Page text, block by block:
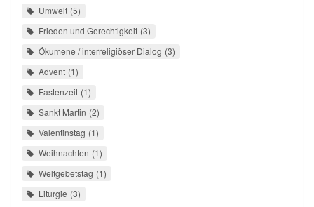
Umwelt 5
Frieden und Gerechtigkeit 3
Ökumene / interreligiöser Dialog 3
Advent 1
Fastenzeit 1
Sankt Martin 2
Valentinstag 1
Weihnachten 1
Weltgebetstag 1
Liturgie 3